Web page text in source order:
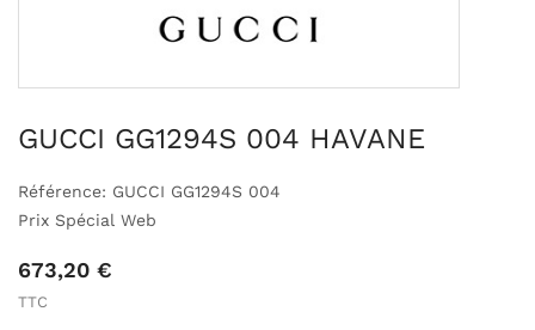
GUCCI GG1294S 004 HAVANE
Référence: GUCCI GG1294S 004
Prix Spécial Web
673,20 €
TTC